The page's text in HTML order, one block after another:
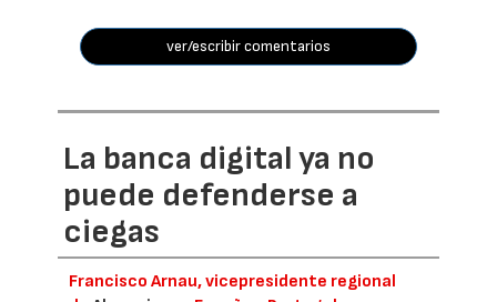
ver/escribir comentarios
La banca digital ya no
puede defenderse a
ciegas
Francisco Arnau, vicepresidente regional